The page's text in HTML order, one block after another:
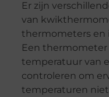
Er zijn
van
thermometers en
Een
temperatuur van
controleren om
temperaturen